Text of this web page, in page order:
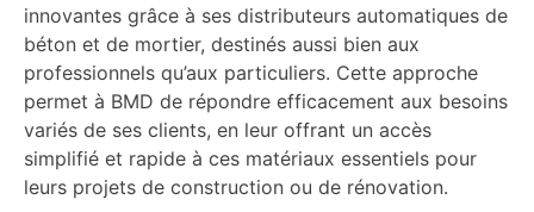
innovantes grâce à ses distributeurs automatiques de
béton et de mortier, destinés aussi bien aux
professionnels qu’aux particuliers. Cette approche
permet à BMD de répondre efficacement aux besoins
variés de ses clients, en leur offrant un accès
simplifié et rapide à ces matériaux essentiels pour
leurs projets de construction ou de rénovation.